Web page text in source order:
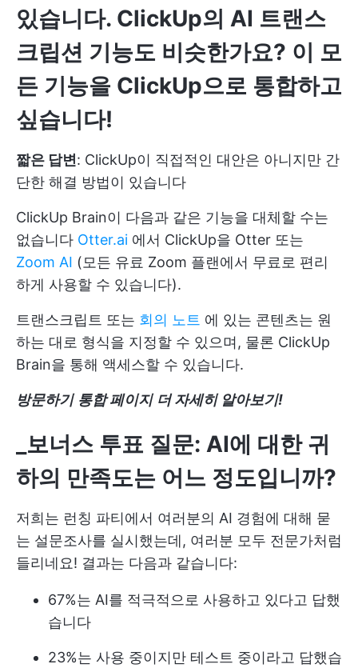
있습니다. ClickUp의 AI 트랜스
크립션 기능도 비슷한가요? 이 모
든 기능을 ClickUp으로 통합하고
싶습니다!
짧은 답변: ClickUp이 직접적인 대안은 아니지만 간
단한 해결 방법이 있습니다
ClickUp Brain이 다음과 같은 기능을 대체할 수는
없습니다 Otter.ai 에서 ClickUp을 Otter 또는
Zoom AI (모든 유료 Zoom 플랜에서 무료로 편리
하게 사용할 수 있습니다).
트랜스크립트 또는 회의 노트 에 있는 콘텐츠는 원
하는 대로 형식을 지정할 수 있으며, 물론 ClickUp
Brain을 통해 액세스할 수 있습니다.
방문하기 통합 페이지 더 자세히 알아보기!
_보너스 투표 질문: AI에 대한 귀
하의 만족도는 어느 정도입니까?
저희는 런칭 파티에서 여러분의 AI 경험에 대해 묻
는 설문조사를 실시했는데, 여러분 모두 전문가처럼
들리네요! 결과는 다음과 같습니다:
67%는 AI를 적극적으로 사용하고 있다고 답했
습니다
23%는 사용 중이지만 테스트 중이라고 답했습